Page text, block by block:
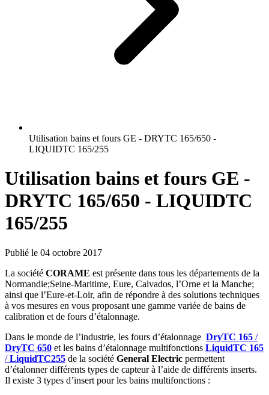
Utilisation bains et fours GE - DRYTC 165/650 -
LIQUIDTC 165/255
Utilisation bains et fours GE -
DRYTC 165/650 - LIQUIDTC
165/255
Publié le 04 octobre 2017
La société CORAME est présente dans tous les départements de la
Normandie;Seine-Maritime, Eure, Calvados, l’Orne et la Manche;
ainsi que l’Eure-et-Loir, afin de répondre à des solutions techniques
à vos mesures en vous proposant une gamme variée de bains de
calibration et de fours d’étalonnage.
Dans le monde de l’industrie, les fours d’étalonnage DryTC 165 /
DryTC 650 et les bains d’étalonnage multifonctions LiquidTC 165
/LiquidTC255 de la société General Electric permettent
d’étalonner différents types de capteur à l’aide de différents inserts.
Il existe 3 types d’insert pour les bains multifonctions :